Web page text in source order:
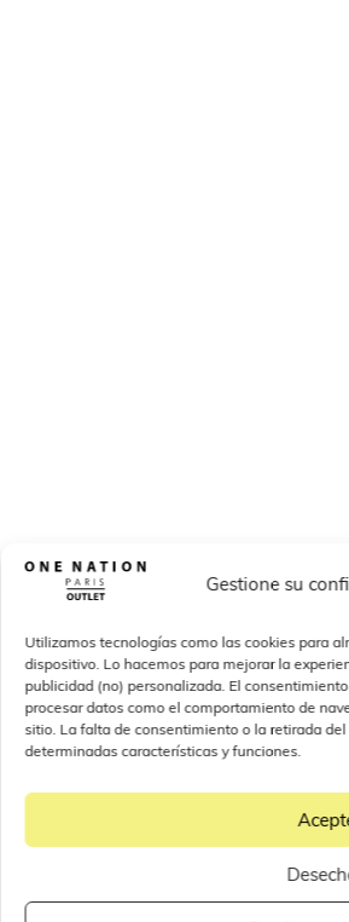
Gestione su
Utilizamos tecnologías como las cookies para
dispositivo. Lo hacemos para mejorar la
publicidad (no) personalizada. El
procesar datos como el comportamiento de
sitio. La falta de consentimiento o la retirada
determinadas características y funciones.